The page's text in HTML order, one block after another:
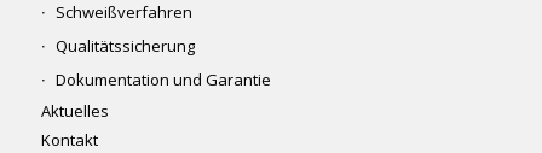
Schweißverfahren
Qualitätssicherung
Dokumentation und Garantie
Aktuelles
Kontakt